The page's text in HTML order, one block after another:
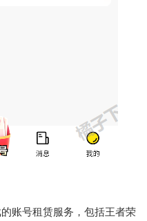
账号租赁服务，包括王者荣